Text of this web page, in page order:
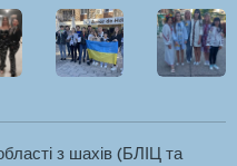
з шахів (БЛІЦ та